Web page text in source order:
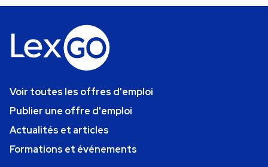
Voir toutes les offres d'emploi
Publier une offre d'emploi
Actualités et articles
Formations et événements